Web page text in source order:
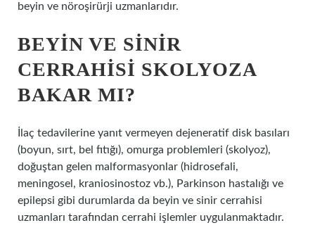
beyin ve nöroşirürji uzmanlarıdır.
BEYIN VE SINIR
CERRAHISI SKOLYOZA
BAKAR MI?
İlaç tedavilerine yanıt vermeyen dejeneratif disk basıları
(boyun, sırt, bel fıtığı), omurga problemleri (skolyoz),
doğuştan gelen malformasyonlar (hidrosefali,
meningosel, kraniosinostoz vb.), Parkinson hastalığı ve
epilepsi gibi durumlarda da beyin ve sinir cerrahisi
uzmanları tarafından cerrahi işlemler uygulanmaktadır.